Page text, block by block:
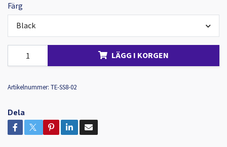
Färg
Black
LÄGG I KORGEN
Artikelnummer: TE-SS8-02
Dela